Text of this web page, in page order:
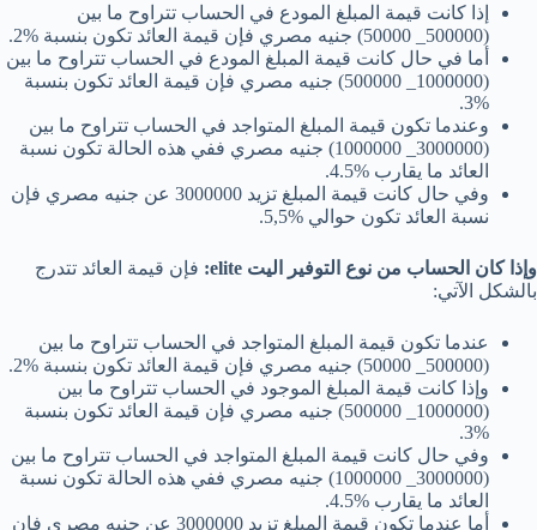
إذا كانت قيمة المبلغ المودع في الحساب تتراوح ما بين
(500000_ 50000) جنيه مصري فإن قيمة العائد تكون بنسبة %2.
أما في حال كانت قيمة المبلغ المودع في الحساب تتراوح ما بين
(1000000_ 500000) جنيه مصري فإن قيمة العائد تكون بنسبة
%3.
وعندما تكون قيمة المبلغ المتواجد في الحساب تتراوح ما بين
(3000000_ 1000000) جنيه مصري ففي هذه الحالة تكون نسبة
العائد ما يقارب %4.5.
وفي حال كانت قيمة المبلغ تزيد 3000000 عن جنيه مصري فإن
نسبة العائد تكون حوالي %5,5.
وإذا كان الحساب من نوع التوفير اليت elite:
فإن قيمة العائد تتدرج
بالشكل الآتي:
عندما تكون قيمة المبلغ المتواجد في الحساب تتراوح ما بين
(500000_ 50000) جنيه مصري فإن قيمة العائد تكون بنسبة %2.
وإذا كانت قيمة المبلغ الموجود في الحساب تتراوح ما بين
(1000000_ 500000) جنيه مصري فإن قيمة العائد تكون بنسبة
%3.
وفي حال كانت قيمة المبلغ المتواجد في الحساب تتراوح ما بين
(3000000_ 1000000) جنيه مصري ففي هذه الحالة تكون نسبة
العائد ما يقارب %4.5.
أما عندما تكون قيمة المبلغ تزيد 3000000 عن جنيه مصري فإن